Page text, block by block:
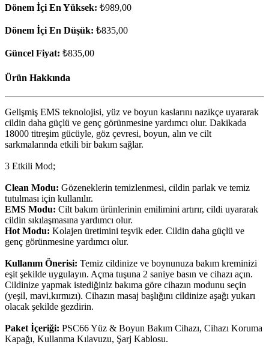
Dönem İçi En Yüksek: ₺989,00
Dönem İçi En Düşük: ₺835,00
Güncel Fiyat: ₺835,00
Ürün Hakkında
Gelişmiş EMS teknolojisi, yüz ve boyun kaslarını nazikçe uyararak
cildin daha güçlü ve genç görünmesine yardımcı olur. Dakikada
18000 titreşim gücüyle, göz çevresi, boyun, alın ve cilt
sarkmalarında etkili bir bakım sağlar.
3 Etkili Mod;
Clean Modu: Gözeneklerin temizlenmesi, cildin parlak ve temiz
tutulması için kullanılır.
EMS Modu: Cilt bakım ürünlerinin emilimini artırır, cildi uyararak
cildin sıkılaşmasına yardımcı olur.
Hot Modu: Kolajen üretimini teşvik eder. Cildin daha güçlü ve
genç görünmesine yardımcı olur.
Kullanım Önerisi: Temiz cildinize ve boynunuza bakım kreminizi
eşit şekilde uygulayın. Açma tuşuna 2 saniye basın ve cihazı açın.
Cildinize yapmak istediğiniz bakıma göre cihazın modunu seçin
(yeşil, mavi,kırmızı). Cihazın masaj başlığını cildinize aşağı yukarı
olacak şekilde gezdirin.
Paket İçeriği: PSC66 Yüz & Boyun Bakım Cihazı, Cihazı Koruma
Kapağı, Kullanma Kılavuzu, Şarj Kablosu.